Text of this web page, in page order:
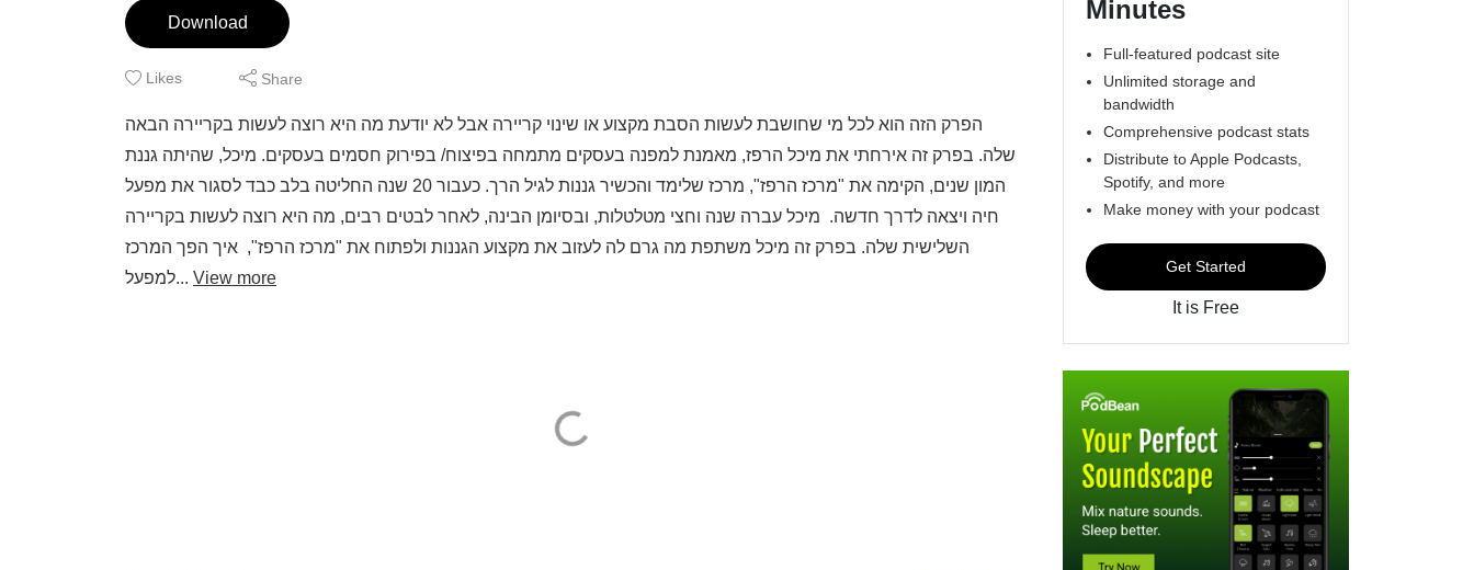
Download
Likes Share
הפרק הזה הוא לכל מי שחושבת לעשות הסבת מקצוע או שינוי קריירה אבל לא יודעת מה היא רוצה לעשות בקריירה הבאה
שלה. בפרק זה אירחתי את מיכל הרפז, מאמנת למפנה בעסקים מתמחה בפיצוח/ בפירוק חסמים בעסקים. מיכל, שהיתה גננת
המון שנים, הקימה את "מרכז הרפז", מרכז שלימד והכשיר גננות לגיל הרך. כעבור 20 שנה החליטה בלב כבד לסגור את מפעל
חיה ויצאה לדרך חדשה. מיכל עברה שנה וחצי מטלטלות, ובסיומן הבינה, לאחר לבטים רבים, מה היא רוצה לעשות בקריירה
השלישית שלה. בפרק זה מיכל משתפת מה גרם לה לעזוב את מקצוע הגננות ולפתוח את "מרכז הרפז", איך הפך המרכז
למפעל... View more
Minutes
Full-featured podcast site
Unlimited storage and
bandwidth
Comprehensive podcast stats
Distribute to Apple Podcasts,
Spotify, and more
Make money with your podcast
Get Started
It is Free